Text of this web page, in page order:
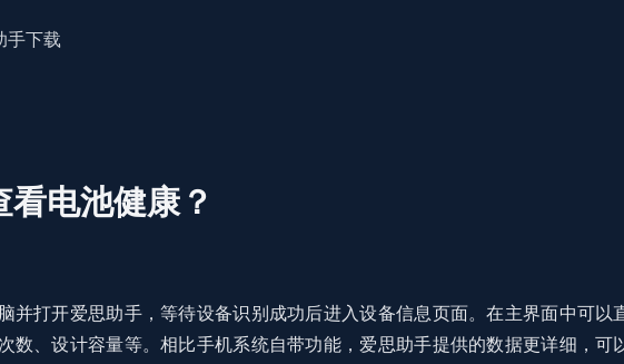
手下载
电池健康？
并打开爱思助手，等待设备识别成功后进入设备信息页面。在主界面中可以
数、设计容量等。相比手机系统自带功能，爱思助手提供的数据更详细，可